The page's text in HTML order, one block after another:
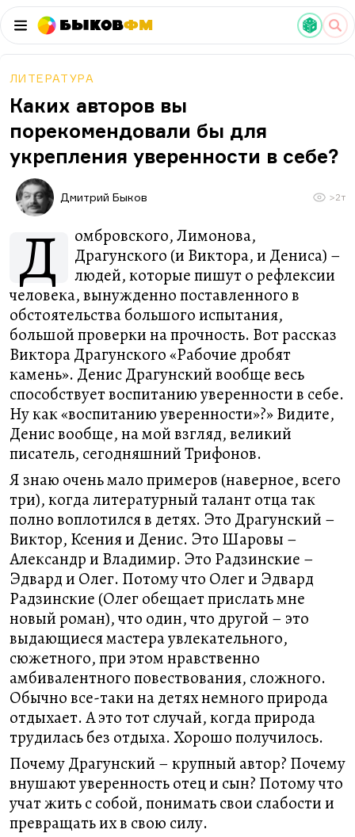
БыковФМ
ЛИТЕРАТУРА
Каких авторов вы
порекомендовали бы для
укрепления уверенности в себе?
Дмитрий Быков >2т
Д
омбровского, Лимонова,
Драгунского (и Виктора, и Дениса) –
людей, которые пишут о рефлексии
человека, вынужденно поставленного в
обстоятельства большого испытания,
большой проверки на прочность. Вот рассказ
Виктора Драгунского «Рабочие дробят
камень». Денис Драгунский вообще весь
способствует воспитанию уверенности в себе.
Ну как «воспитанию уверенности»?» Видите,
Денис вообще, на мой взгляд, великий
писатель, сегодняшний Трифонов.
Я знаю очень мало примеров (наверное, всего
три), когда литературный талант отца так
полно воплотился в детях. Это Драгунский –
Виктор, Ксения и Денис. Это Шаровы –
Александр и Владимир. Это Радзинские –
Эдвард и Олег. Потому что Олег и Эдвард
Радзинские (Олег обещает прислать мне
новый роман), что один, что другой – это
выдающиеся мастера увлекательного,
сюжетного, при этом нравственно
амбивалентного повествования, сложного.
Обычно все-таки на детях немного природа
отдыхает. А это тот случай, когда природа
трудилась без отдыха. Хорошо получилось.
Почему Драгунский – крупный автор? Почему
внушают уверенность отец и сын? Потому что
учат жить с собой, понимать свои слабости и
превращать их в свою силу.